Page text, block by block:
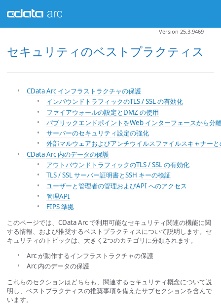
セキュリティのベストプラクティス
Version 25.3.9469
CData Arc インフラストラクチャの保護
インバウンドトラフィックのTLS / SSL の有効化
ファイアウォールの設定とDMZ の使用
パブリックエンドポイントをWeb インターフェースから分
サーバーのセキュリティ設定の強化
外部マルウェアおよびアンチウイルスファイルスキャナー
CData Arc 内のデータの保護
アウトバウンドトラフィックのTLS / SSL の有効化
TLS / SSL サーバー証明書とSSH キーの検証
ユーザーと管理者の管理およびAPI へのアクセス
管理API
FIPS 準拠
このページでは、CData Arc で利用可能なセキュリティ関連の機能に関
する情報、および推奨するベストプラクティスについて説明します。セ
キュリティのトピックは、大きく2つのカテゴリに分類されます。
Arc が動作するインフラストラクチャの保護
Arc 内のデータの保護
これらのセクションはどちらも、関連するセキュリティ概念について説
明し、ベストプラクティスの推奨事項を備えたサブセクションを含んで
います。